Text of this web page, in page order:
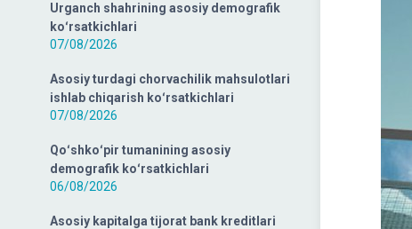
Urganch shahrining asosiy demografik
koʻrsatkichlari
07/08/2026
Asosiy turdagi chorvachilik mahsulotlari
ishlab chiqarish koʻrsatkichlari
07/08/2026
Qoʻshkoʻpir tumanining asosiy
demografik koʻrsatkichlari
06/08/2026
Asosiy kapitalga tijorat bank kreditlari